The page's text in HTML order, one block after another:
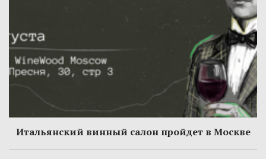
Итальянский винный салон пройдет в Москве